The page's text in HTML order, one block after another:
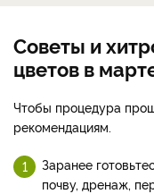
Советы и
цветов в
Чтобы процедура
рекомендациям.
Заранее
почву, дренаж,